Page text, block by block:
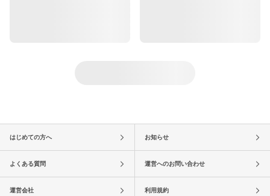
はじめての方へ お知らせ
よくある質問 運営へのお問い合わせ
運営会社 利用規約